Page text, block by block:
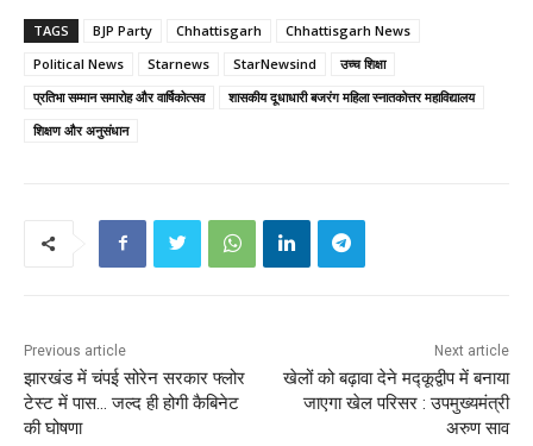
TAGS BJP Party Chhattisgarh
Chhattisgarh News
Political News
Starnews StarNewsind
उच्च शिक्षा
प्रतिभा सम्मान समारोह और वार्षिकोत्सव
शासकीय दूधाधारी बजरंग महिला स्नातकोत्तर महाविद्यालय
शिक्षण और अनुसंधान
Previous article
झारखंड में चंपई सोरेन सरकार फ्लोर
टेस्ट में पास… जल्द ही होगी कैबिनेट
की घोषणा
Next article
खेलों को बढ़ावा देने मद्कूद्वीप में बनाया
जाएगा खेल परिसर : उपमुख्यमंत्री
अरुण साव